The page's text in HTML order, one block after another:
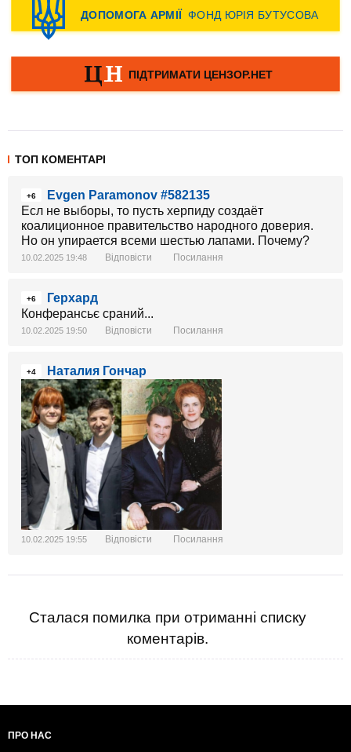
ТОП КОМЕНТАРІ
+6
Evgen Paramonov #582135
Есл не выборы, то пусть херпиду создаёт
коалиционное правительство народного доверия.
Но он упирается всеми шестью лапами. Почему?
10.02.2025 19:48 Відповісти Посилання
+6
Герхард
Конферансьє сраний...
10.02.2025 19:50 Відповісти Посилання
+4 Наталия Гончар
10.02.2025 19:55 Відповісти Посилання
Сталася помилка при отриманні списку
коментарів.
ПРО НАС